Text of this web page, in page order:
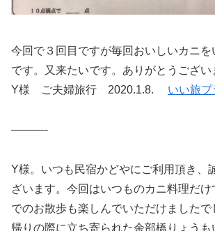
今回で３回目ですが毎回おいしいカニ
です。又来たいです。ありがとうござ
Y様 ご夫婦旅行 2020.1.8. いい旅プ
———-
Y様。いつも民宿かどやにご利用頂き、
ざいます。今回はいつものカニ料理だ
でのお散歩も楽しんでいただけました
帰りの際に立ち寄られた余部橋りょうも